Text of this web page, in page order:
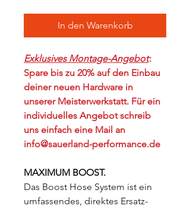
In den Warenkorb
Exklusives Montage-Angebot:
Spare bis zu 20% auf den Einbau
deiner neuen Hardware in
unserer Meisterwerkstatt. Für ein
individuelles Angebot schreib
uns einfach eine Mail an
info@sauerland-performance.de
MAXIMUM BOOST.
Das Boost Hose System ist ein
umfassendes, direktes Ersatz-